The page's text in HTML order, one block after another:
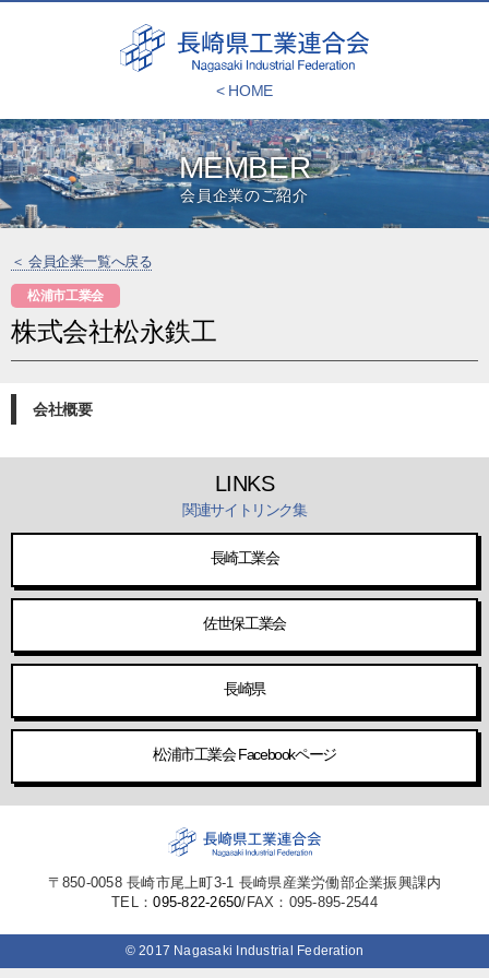
< HOME
MEMBER
会員企業のご紹介
＜ 会員企業一覧へ戻る
松浦市工業会
株式会社松永鉄工
会社概要
LINKS
関連サイトリンク集
長崎工業会
佐世保工業会
長崎県
松浦市工業会 Facebookページ
〒850-0058 長崎市尾上町3-1 長崎県産業労働部企業振興課内
TEL：095-822-2650/FAX：095-895-2544
© 2017 Nagasaki Industrial Federation